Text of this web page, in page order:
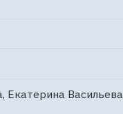
Екатерина Васильева